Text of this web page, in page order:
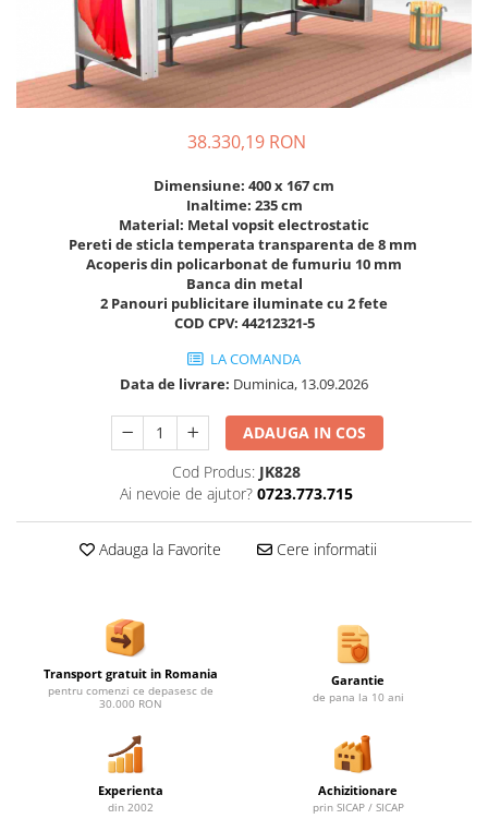
Figurine pe arc
Leagane pentru copii
Panouri interactive educationale
Tobogane exterior
Echipamente fitness cu Panouri
Echipamente fitness exterior
Echipamente fitness pentru batrani
/ adulti
Echipamente fitness pentru copii
Fileu volei / tenis
Mese de Ping Pong
Pardoseli
Pavele si dale tartan (cauciuc)
Tartan turnat
Rastel biciclete
Brazi artificiali pentru exterior
Decoratiuni de Paste
Figurine de craciun pentru exterior
Globuri de craciun pentru exterior
Ornamente de craciun pentru
Reni de craciun pentru exterior
Ghivece de exterior
Ghivece din beton
Stalpi stradali
Stalpi / bolarzi de delimitare
pentru trotuar
Cismea stradala / gradina
Tomberoane si Pubele de Gunoi
Magazie pubele / tomberoane
Mobilier urban DIZABILITATI
38.330,19 RON
Dimensiune: 400 x 167 cm
Inaltime: 235 cm
Material: Metal vopsit electrostatic
Pereti de sticla temperata transparenta de 8 mm
Acoperis din policarbonat de fumuriu 10 mm
Banca din metal
2 Panouri publicitare iluminate cu 2 fete
COD CPV: 44212321-5
LA COMANDA
Data de livrare: Duminica, 13.09.2026
ADAUGA IN COS
Cod Produs: JK828
Ai nevoie de ajutor? 0723.773.715
Adauga la Favorite Cere informatii
Transport gratuit in Romania
pentru comenzi ce depasesc de
30.000 RON
Garantie
de pana la 10 ani
Experienta
din 2002
Achizitionare
prin SICAP / SICAP